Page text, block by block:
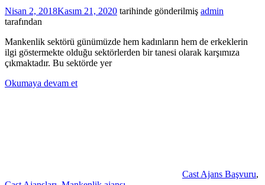
Nisan 2, 2018Kasım 21, 2020 tarihinde gönderilmiş admin
tarafından
Mankenlik sektörü günümüzde hem kadınların hem de erkeklerin
ilgi göstermekte olduğu sektörlerden bir tanesi olarak karşımıza
çıkmaktadır. Bu sektörde yer
Okumaya devam et
Cast Ajans Başvuru,